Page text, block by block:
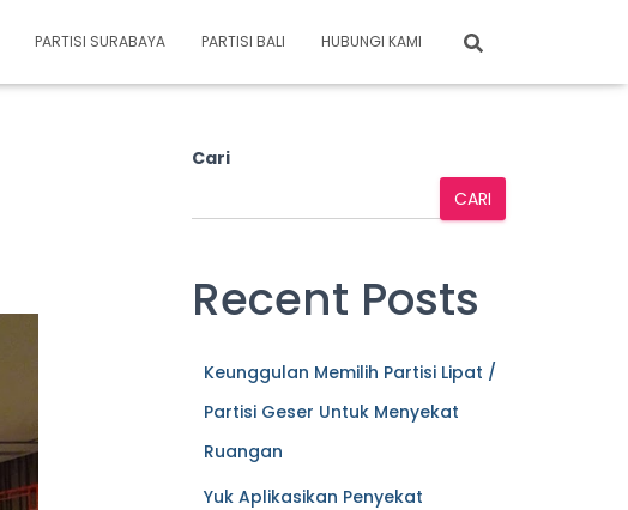
PARTISI SURABAYA PARTISI BALI HUBUNGI KAMI
Cari
CARI
Recent Posts
Keunggulan Memilih Partisi Lipat /
Partisi Geser Untuk Menyekat
Ruangan
Yuk Aplikasikan Penyekat